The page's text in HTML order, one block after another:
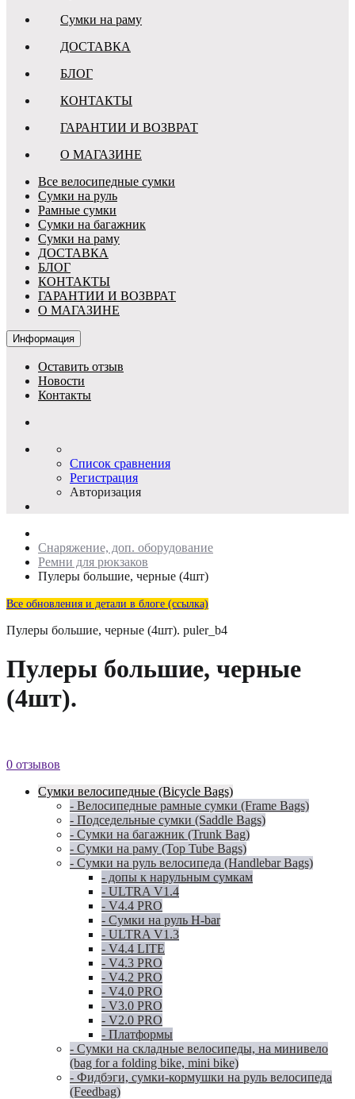
Сумки на раму
ДОСТАВКА
БЛОГ
КОНТАКТЫ
ГАРАНТИИ И ВОЗВРАТ
О МАГАЗИНЕ
Все велосипедные сумки
Сумки на руль
Рамные сумки
Сумки на багажник
Сумки на раму
ДОСТАВКА
БЛОГ
КОНТАКТЫ
ГАРАНТИИ И ВОЗВРАТ
О МАГАЗИНЕ
Информация
Оставить отзыв
Новости
Контакты
Список сравнения
Регистрация
Авторизация
Снаряжение, доп. оборудование
Ремни для рюкзаков
Пулеры большие, черные (4шт)
Все обновления и детали в блоге (ссылка)
Пулеры большие, черные (4шт). puler_b4
Пулеры большие, черные
(4шт).
0 отзывов
Сумки велосипедные (Bicycle Bags)
- Велосипедные рамные сумки (Frame Bags)
- Подседельные сумки (Saddle Bags)
- Сумки на багажник (Trunk Bag)
- Сумки на раму (Top Tube Bags)
- Сумки на руль велосипеда (Handlebar Bags)
- допы к нарульным сумкам
- ULTRA V1.4
- V4.4 PRO
- Сумки на руль H-bar
- ULTRA V1.3
- V4.4 LITE
- V4.3 PRO
- V4.2 PRO
- V4.0 PRO
- V3.0 PRO
- V2.0 PRO
- Платформы
- Сумки на складные велосипеды, на минивело
(bag for a folding bike, mini bike)
- Фидбэги, сумки-кормушки на руль велосипеда
(Feedbag)